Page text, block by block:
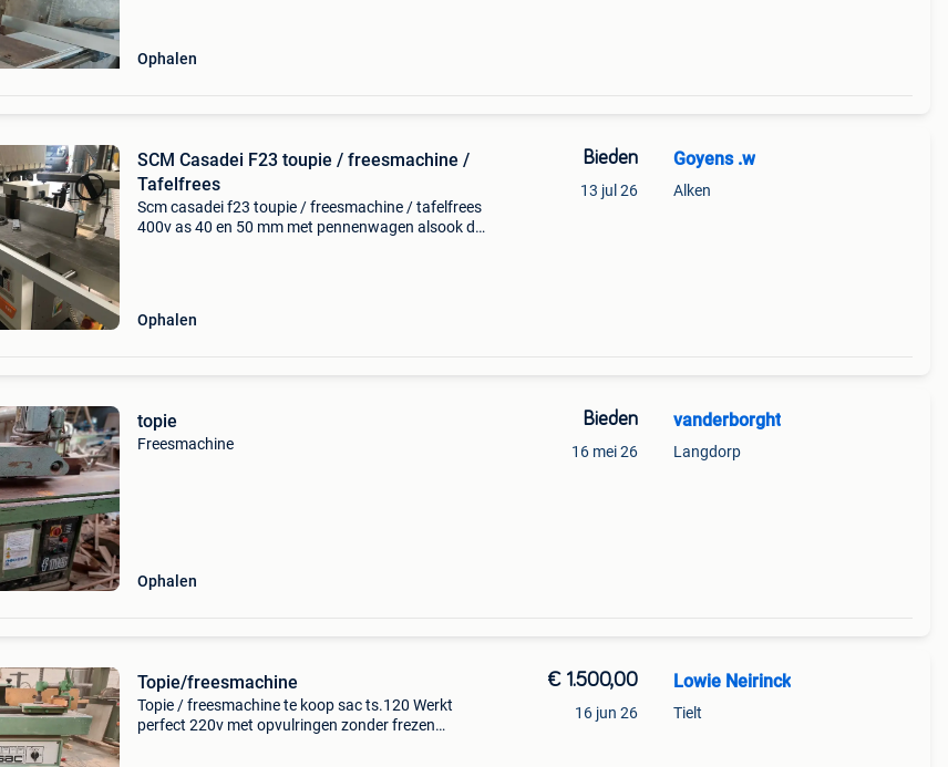
Ophalen
SCM Casadei F23 toupie / freesmachine /
Tafelfrees
Scm casadei f23 toupie / freesmachine / tafelfrees
400v as 40 en 50 mm met pennenwagen alsook de
Ophalen
Bieden
13 jul 26
Goyens .w
Alken
topie
Freesmachine
Ophalen
Bieden
16 mei 26
vanderborght
Langdorp
Topie/freesmachine
Topie / freesmachine te koop sac ts.120 Werkt
perfect 220v met opvulringen zonder frezen
€ 1.500,00
16 jun 26
Lowie Neirinck
Tielt